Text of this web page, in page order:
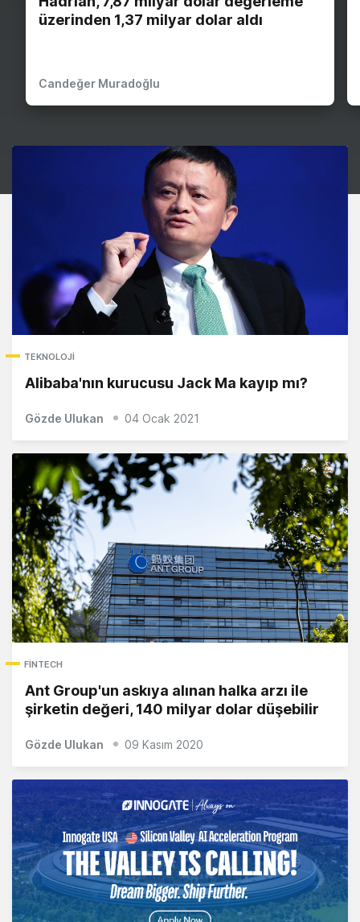
üzerinden 1,37 milyar dolar aldı
Candeğer Muradoğlu
TEKNOLOJI
Alibaba'nın kurucusu Jack Ma kayıp mı?
Gözde Ulukan 04 Ocak 2021
FINTECH
Ant Group'un askıya alınan halka arzı ile
şirketin değeri, 140 milyar dolar düşebilir
Gözde Ulukan 09 Kasım 2020